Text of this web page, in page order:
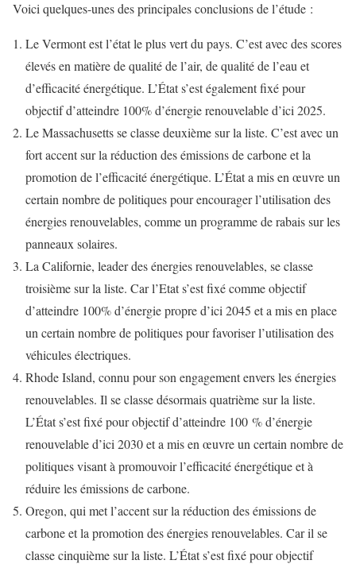
Voici quelques-unes des principales conclusions de l’étude :
Le Vermont est l’état le plus vert du pays. C’est avec des scores
élevés en matière de qualité de l’air, de qualité de l’eau et
d’efficacité énergétique. L’État s’est également fixé pour
objectif d’atteindre 100% d’énergie renouvelable d’ici 2025.
Le Massachusetts se classe deuxième sur la liste. C’est avec un
fort accent sur la réduction des émissions de carbone et la
promotion de l’efficacité énergétique. L’État a mis en œuvre un
certain nombre de politiques pour encourager l’utilisation des
énergies renouvelables, comme un programme de rabais sur les
panneaux solaires.
La Californie, leader des énergies renouvelables, se classe
troisième sur la liste. Car l’Etat s’est fixé comme objectif
d’atteindre 100% d’énergie propre d’ici 2045 et a mis en place
un certain nombre de politiques pour favoriser l’utilisation des
véhicules électriques.
Rhode Island, connu pour son engagement envers les énergies
renouvelables. Il se classe désormais quatrième sur la liste.
L’État s’est fixé pour objectif d’atteindre 100 % d’énergie
renouvelable d’ici 2030 et a mis en œuvre un certain nombre de
politiques visant à promouvoir l’efficacité énergétique et à
réduire les émissions de carbone.
Oregon, qui met l’accent sur la réduction des émissions de
carbone et la promotion des énergies renouvelables. Car il se
classe cinquième sur la liste. L’État s’est fixé pour objectif